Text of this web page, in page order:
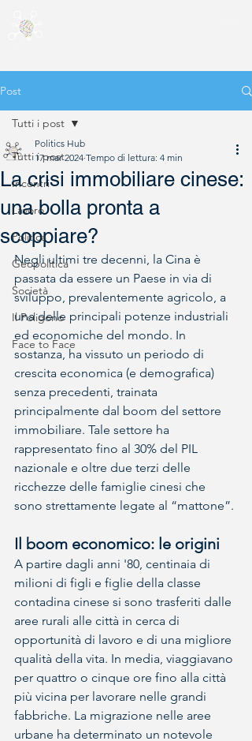
Post
Tutti i post
Incontri
Lavoro
Politica
Geopolitica
Società
Il Poligono
Face to Face
Tutti i post
La crisi immobiliare cinese:
una bolla pronta a
scoppiare?
Politics Hub
17 mar 2024 Tempo di lettura: 4 min
Negli ultimi tre decenni, la Cina è
passata da essere un Paese in via di
sviluppo, prevalentemente agricolo, a
una delle principali potenze industriali
ed economiche del mondo. In
sostanza, ha vissuto un periodo di
crescita economica (e demografica)
senza precedenti, trainata
principalmente dal boom del settore
immobiliare. Tale settore ha
rappresentato fino al 30% del PIL
nazionale e oltre due terzi delle
ricchezze delle famiglie cinesi che
sono strettamente legate al “mattone”.
Il boom economico: le origini
A partire dagli anni '80, centinaia di
milioni di figli e figlie della classe
contadina cinese si sono trasferiti dalle
aree rurali alle città in cerca di
opportunità di lavoro e di una migliore
qualità della vita. In media, viaggiavano
per quattro o cinque ore fino alla città
più vicina per lavorare nelle grandi
fabbriche. La migrazione nelle aree
urbane ha determinato un notevole